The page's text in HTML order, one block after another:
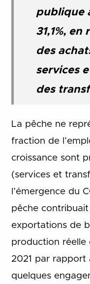
publique
31,1%, en
des
services
des
La pêche ne
fraction de
croissance sont
(services et
l’émergence du
pêche
exportations de
production réelle
2021 par rapport
quelques